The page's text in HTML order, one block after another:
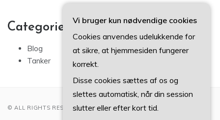
Categories
Blog
Tanker
© ALL RIGHTS RESERVED 2022
Vi bruger kun nødvendige cookies
Cookies anvendes udelukkende for
at sikre, at hjemmesiden fungerer
korrekt.
Disse cookies sættes af os og
slettes automatisk, når din session
slutter eller efter kort tid.